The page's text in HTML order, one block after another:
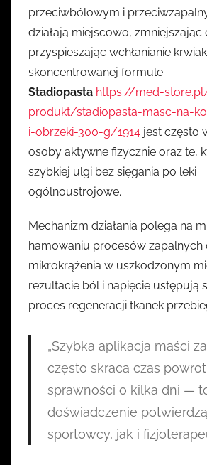
przeciwbólowym i
działają miejscowo, zmniejszając
przyspieszając wchłanianie
skoncentrowanej formule
Stadiopasta https://med-
produkt/stadiopasta-masc-na-
i-obrzeki-300-g/1914 jest często
osoby aktywne fizycznie oraz te,
szybkiej ulgi bez sięgania po leki
ogólnoustrojowe.
Mechanizm działania polega na
hamowaniu procesów zapalnych
mikrokrążenia w uszkodzonym
rezultacie ból i napięcie ustępują
proces regeneracji tkanek
„Szybka aplikacja maści
często skraca czas
sprawności o kilka dni —
doświadczenie
sportowcy, jak i